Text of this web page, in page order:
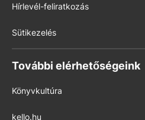
Hírlevél-feliratkozás
Sütikezelés
További elérhetőségeink
Könyvkultúra
kello.hu